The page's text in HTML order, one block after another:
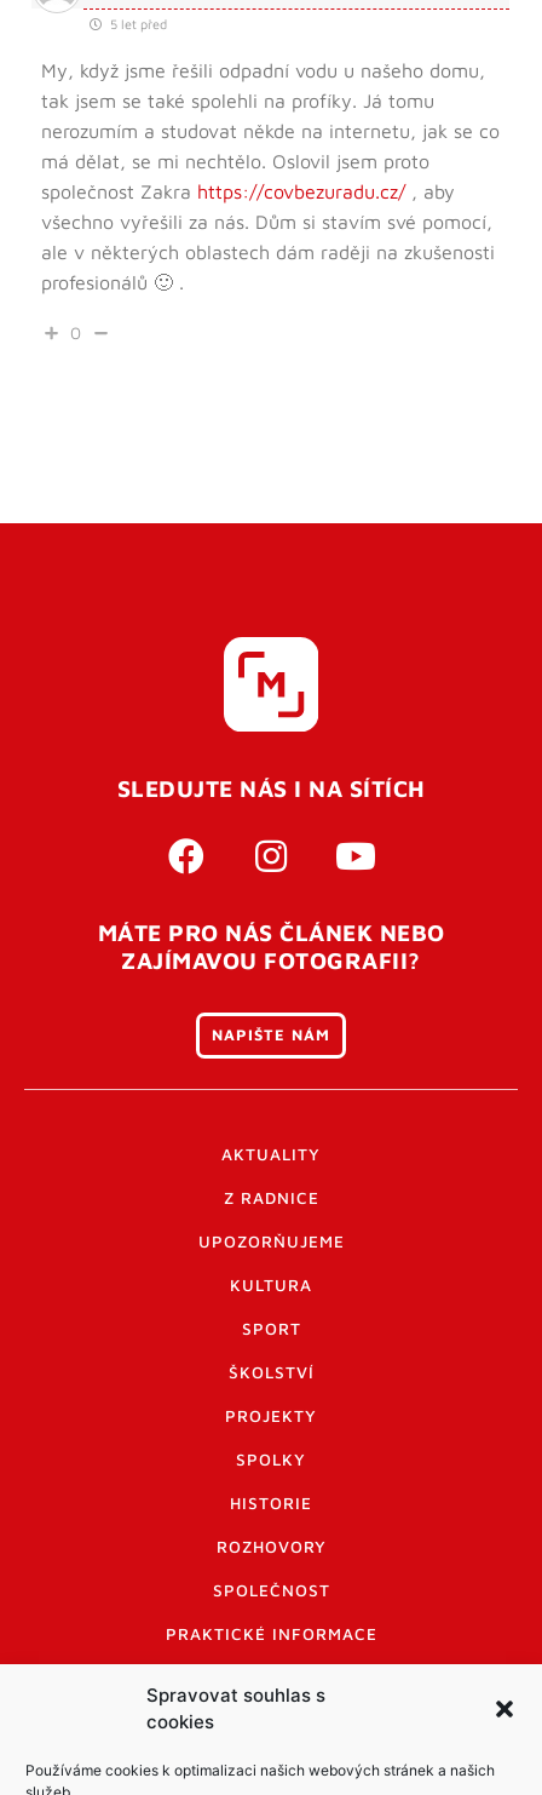
Spravovat souhlas s
cookies
Používáme cookies k optimalizaci našich webových stránek a našich
5 let před
My, když jsme řešili odpadní vodu u našeho domu,
tak jsem se také spolehli na profíky. Já tomu
nerozumím a studovat někde na internetu, jak se co
má dělat, se mi nechtělo. Oslovil jsem proto
společnost Zakra https://covbezuradu.cz/, aby
všechno vyřešili za nás. Dům si stavím své pomocí,
ale v některých oblastech dám raději na zkušenosti
profesionálů 🙂 .
0
SLEDUJTE NÁS I NA SÍTÍCH
MÁTE PRO NÁS ČLÁNEK NEBO
ZAJÍMAVOU FOTOGRAFII?
NAPIŠTE NÁM
AKTUALITY
Z RADNICE
UPOZORŇUJEME
KULTURA
SPORT
ŠKOLSTVÍ
PROJEKTY
SPOLKY
HISTORIE
ROZHOVORY
SPOLEČNOST
PRAKTICKÉ INFORMACE
INFORMACE A KODEX DISKUTUJÍCÍCH
LOGO A LOGO MANUÁL